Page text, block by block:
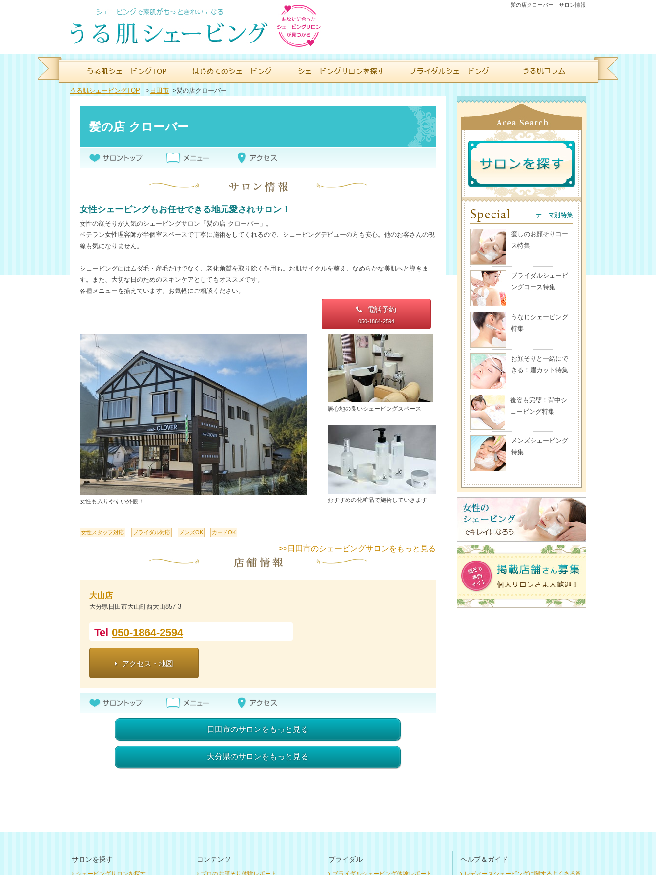
髪の店クローバー｜サロン情報
うる肌シェービングTOP > 日田市 >髪の店クローバー
髪の店 クローバー
女性シェービングもお任せできる地元愛されサロン！
女性の顔そりが人気のシェービングサロン「髪の店 クローバー」。
ベテラン女性理容師が半個室スペースで丁寧に施術をしてくれるので、シェービングデビューの方も安心。他のお客さんの視
線も気になりません。
シェービングにはムダ毛・産毛だけでなく、老化角質を取り除く作用も。お肌サイクルを整え、なめらかな美肌へと導きま
す。また、大切な日のためのスキンケアとしてもオススメです。
各種メニューを揃えています。お気軽にご相談ください。
電話予約
050-1864-2594
女性も入りやすい外観！
居心地の良いシェービングスペース
おすすめの化粧品で施術していきます
女性スタッフ対応 ブライダル対応 メンズOK カードOK
>>日田市のシェービングサロンをもっと見る
大山店
大分県日田市大山町西大山857-3
Tel 050-1864-2594
アクセス・地図
日田市のサロンをもっと見る
大分県のサロンをもっと見る
癒しのお顔そりコー
ス特集
ブライダルシェービ
ングコース特集
うなじシェービング
特集
お顔そりと一緒にで
きる！眉カット特集
後姿も完璧！背中シ
ェービング特集
メンズシェービング
特集
サロンを探す
シェービングサロンを探す
コンテンツ
プロのお顔そり体験レポート
ブライダル
ブライダルシェービング体験レポート
ヘルプ＆ガイド
レディースシェービングに関するよくある質